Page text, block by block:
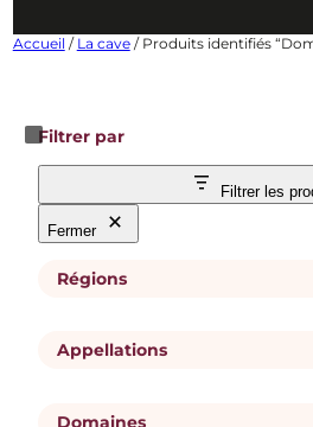
Accueil / La cave/ Produits identifiés
Filtrer par
Filtrer les
Fermer
Régions
R Vallée du Rhône
Appellations
Domaines